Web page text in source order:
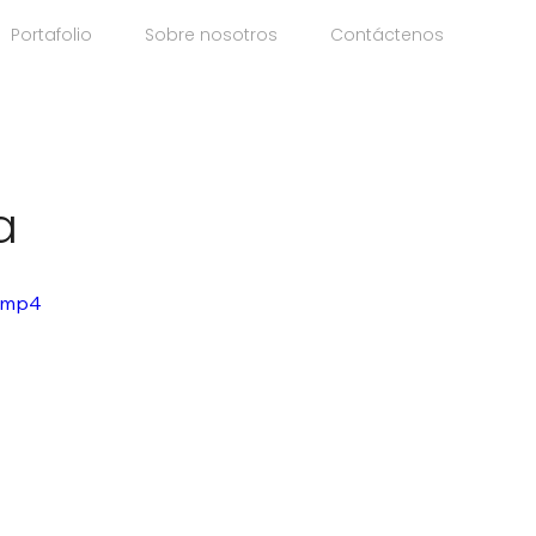
Portafolio Sobre nosotros Contáctenos